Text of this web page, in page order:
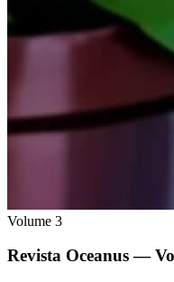
Volume 3
Revista Oceanus —